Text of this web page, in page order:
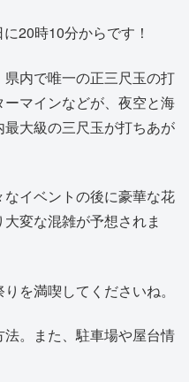
20時10分からです！
内で唯一の正三尺玉の打
マインなどが、夜空と海
大級の三尺玉が打ちあが
イベントの後に豪華な花
変な混雑が予想されま
を満喫してくださいね。
。また、駐車場や屋台情